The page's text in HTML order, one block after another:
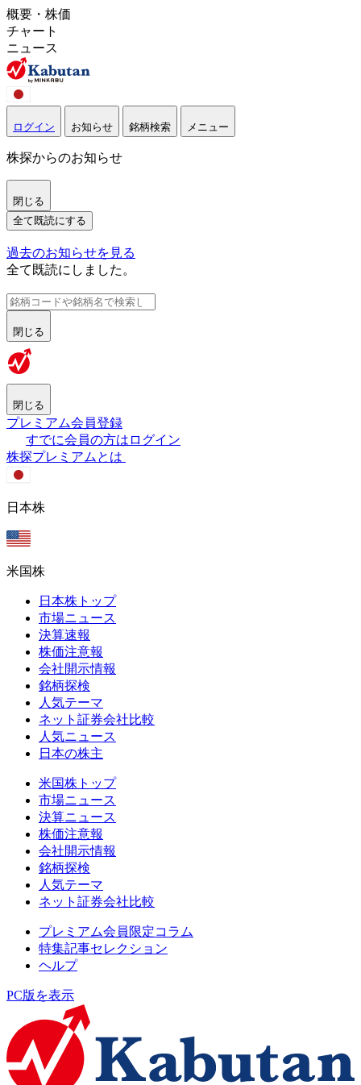
概要・株価
チャート
ニュース
ログイン お知らせ 銘柄検索 メニュー
株探からのお知らせ
閉じる
全て既読にする
過去のお知らせを見る
全て既読にしました。
閉じる
閉じる
プレミアム会員登録
すでに会員の方はログイン
株探プレミアムとは
日本株
米国株
日本株トップ
市場ニュース
決算速報
株価注意報
会社開示情報
銘柄探検
人気テーマ
ネット証券会社比較
人気ニュース
日本の株主
米国株トップ
市場ニュース
決算ニュース
株価注意報
会社開示情報
銘柄探検
人気テーマ
ネット証券会社比較
プレミアム会員限定コラム
特集記事セレクション
ヘルプ
PC版を表示